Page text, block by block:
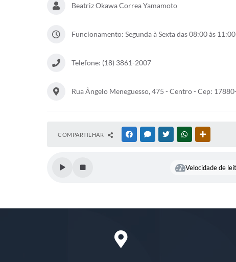
Beatriz Okawa Correa Yamamoto
Funcionamento: Segunda à Sexta das 08:00 às
Telefone: (18) 3861-2007
Rua Ângelo Meneguesso, 475 - Centro - Cep:
COMPARTILHAR FACEBOOKMESSENGER
TWITTERWHATSAPP
Velocidade de